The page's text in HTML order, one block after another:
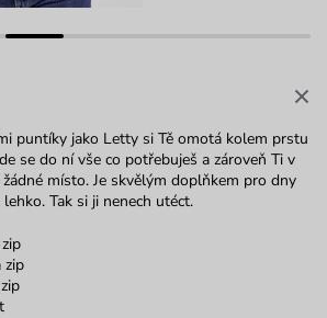
puntíky jako Letty si Tě omotá kolem prstu
se do ní vše co potřebuješ a zároveň Ti v
místo. Je skvělým doplňkem pro dny
Tak si ji nenech utéct.
zip